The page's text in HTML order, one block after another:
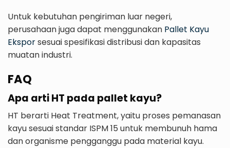
Untuk kebutuhan pengiriman luar negeri,
perusahaan juga dapat menggunakan Pallet Kayu
Eksporsesuai spesifikasi distribusi dan kapasitas
muatan industri.
FAQ
Apa arti HT pada pallet kayu?
HT berarti Heat Treatment, yaitu proses pemanasan
kayu sesuai standar ISPM 15 untuk membunuh hama
dan organisme pengganggu pada material kayu.